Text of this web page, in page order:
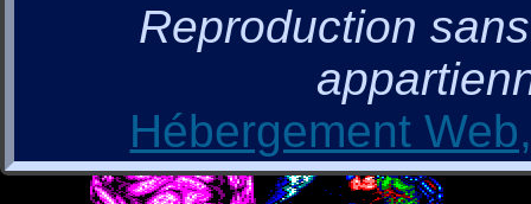
Reproduction
Hébergement